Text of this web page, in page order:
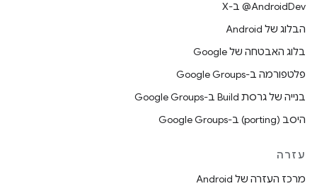
‫‎@AndroidDev ב-X
הבלוג של Android
בלוג האבטחה של Google
פלטפורמה ב-Google Groups
בנייה של גרסת Build ב-Google Groups
היסב (porting) ב-Google Groups
עזרה
מרכז העזרה של Android